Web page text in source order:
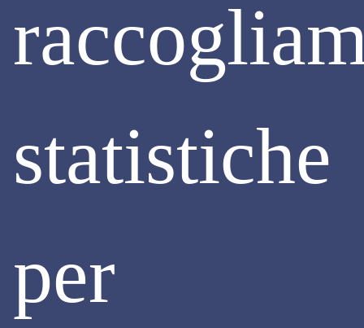
EFFICIENTAMENTO ENERGETICO
GEO” che si è svolto lo scorso 25 settembre,
Consigliere delegato all’Efficienza energetica
Assimpredil Ance, sono intervenuto in merito
nuova Direttiva Europea “Case Green” e ai benefici sociali
statistiche
per